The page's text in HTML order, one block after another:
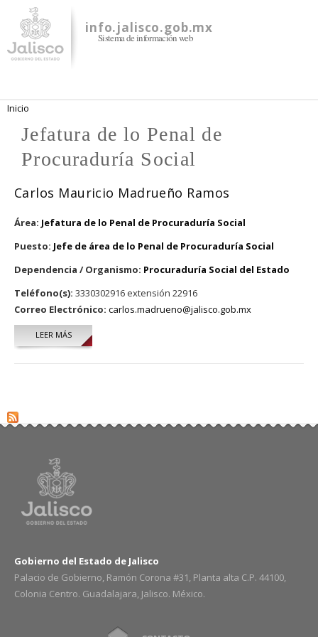
contenido
principal
info.jalisco.gob.mx
Sistema de información web
Se encuentra usted aquí
Inicio
Jefatura de lo Penal de
Procuraduría Social
Carlos Mauricio Madrueño Ramos
Área: Jefatura de lo Penal de Procuraduría Social
Puesto: Jefe de área de lo Penal de Procuraduría Social
Dependencia / Organismo: Procuraduría Social del Estado
Teléfono(s): 3330302916 extensión 22916
Correo Electrónico: carlos.madrueno@jalisco.gob.mx
LEER MÁSSOBRE CARLOS MAURICIO MADRUEÑO RAMOS
Gobierno del Estado de Jalisco
Palacio de Gobierno, Ramón Corona #31, Planta alta C.P. 44100,
Colonia Centro. Guadalajara, Jalisco. México.